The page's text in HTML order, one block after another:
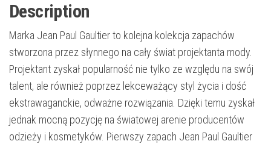
Description
Marka Jean Paul Gaultier to kolejna kolekcja zapachów
stworzona przez słynnego na cały świat projektanta mody.
Projektant zyskał popularność nie tylko ze względu na swój
talent, ale również poprzez lekceważący styl życia i dość
ekstrawaganckie, odważne rozwiązania. Dzięki temu zyskał
jednak mocną pozycję na światowej arenie producentów
odzieży i kosmetyków. Pierwszy zapach Jean Paul Gaultier